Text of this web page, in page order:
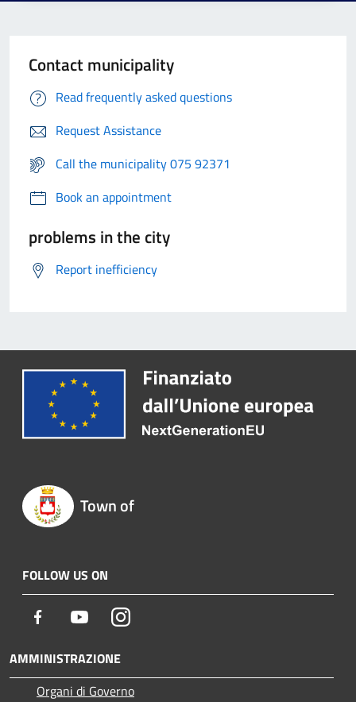
Contact municipality
Read frequently asked questions
Request Assistance
Call the municipality 075 92371
Book an appointment
problems in the city
Report inefficiency
Town of
FOLLOW US ON
Facebook YoutubeInstagram
AMMINISTRAZIONE
Organi di Governo